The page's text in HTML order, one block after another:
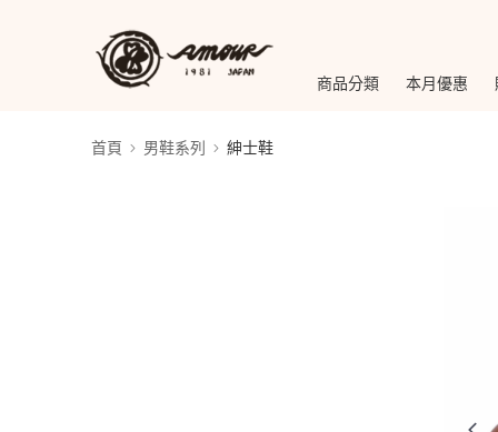
商品分類 本月優惠
首頁 男鞋系列 紳士鞋